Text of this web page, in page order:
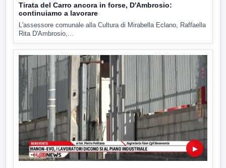
Tirata del Carro ancora in forse, D'Ambrosio:
continuiamo a lavorare
L'assessore comunale alla Cultura di Mirabella Eclano, Raffaella
Rita D'Ambrosio,...
▶